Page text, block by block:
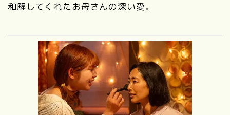
和解してくれたお母さんの深い愛。